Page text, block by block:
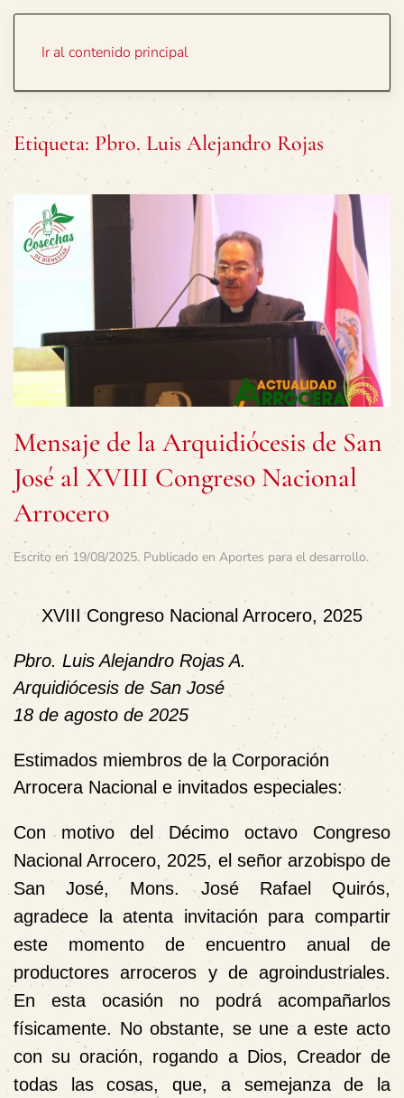
Ir al contenido principal
Etiqueta: Pbro. Luis Alejandro Rojas
Mensaje de la Arquidiócesis de San
José al XVIII Congreso Nacional
Arrocero
Escrito en 19/08/2025. Publicado en Aportes para el desarrollo.
XVIII Congreso Nacional Arrocero, 2025
Pbro. Luis Alejandro Rojas A.
Arquidiócesis de San José
18 de agosto de 2025
Estimados miembros de la Corporación
Arrocera Nacional e invitados especiales:
Con motivo del Décimo octavo Congreso
Nacional Arrocero, 2025, el señor arzobispo de
San José, Mons. José Rafael Quirós,
agradece la atenta invitación para compartir
este momento de encuentro anual de
productores arroceros y de agroindustriales.
En esta ocasión no podrá acompañarlos
físicamente. No obstante, se une a este acto
con su oración, rogando a Dios, Creador de
todas las cosas, que, a semejanza de la